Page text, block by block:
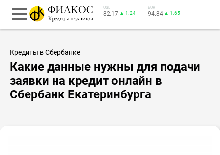
USD
82.17 ▲ 1.24
EUR
94.84 ▲ 1.65
Кредиты в Сбербанке
Какие данные нужны для подачи
заявки на кредит онлайн в
Сбербанк Екатеринбурга